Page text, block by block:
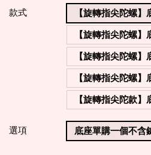
款式 【旋轉指尖陀螺
【旋轉指尖陀螺
【旋轉指尖陀螺
【旋轉指尖陀螺
【旋轉指尖陀款
選項 底座單購一個不含